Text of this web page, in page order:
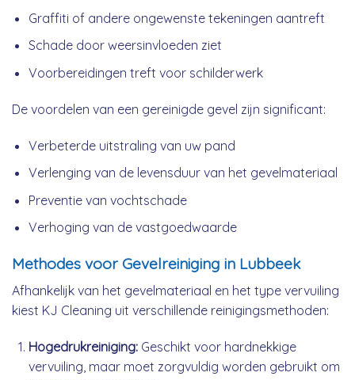
Graffiti of andere ongewenste tekeningen aantreft
Schade door weersinvloeden ziet
Voorbereidingen treft voor schilderwerk
De voordelen van een gereinigde gevel zijn significant:
Verbeterde uitstraling van uw pand
Verlenging van de levensduur van het gevelmateriaal
Preventie van vochtschade
Verhoging van de vastgoedwaarde
Methodes voor Gevelreiniging in Lubbeek
Afhankelijk van het gevelmateriaal en het type vervuiling
kiest KJ Cleaning uit verschillende reinigingsmethoden:
Hogedrukreiniging:Geschikt voor hardnekkige
vervuiling, maar moet zorgvuldig worden gebruikt om